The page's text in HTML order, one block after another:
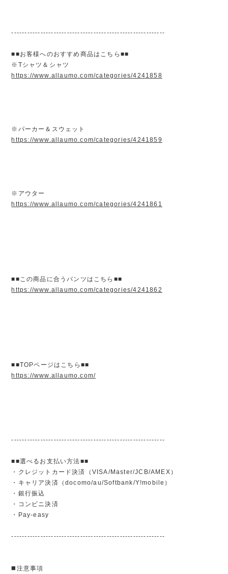
----------------------------------------------------------
■■お客様へのおすすめ商品はこちら■■
※Tシャツ＆シャツ
https://www.allaumo.com/categories/4241858
※パーカー＆スウェット
https://www.allaumo.com/categories/4241859
※アウター
https://www.allaumo.com/categories/4241861
■■この商品に合うパンツはこちら■■
https://www.allaumo.com/categories/4241862
■■TOPページはこちら■■
https://www.allaumo.com/
----------------------------------------------------------
■■選べるお支払い方法■■
・クレジットカード決済（VISA/Master/JCB/AMEX）
・キャリア決済（docomo/au/Softbank/Y!mobile）
・銀行振込
・コンビニ決済
・Pay-easy
----------------------------------------------------------
◼️注意事項